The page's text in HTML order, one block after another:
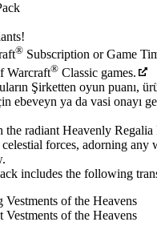
® Subscription or Game
Warcraft® Classic games.
Şirketten oyun puanı,
ebeveyn ya da vasi onayı
radiant Heavenly Regalia
forces, adorning any
includes the following
Vestments of the Heavens
Vestments of the Heavens